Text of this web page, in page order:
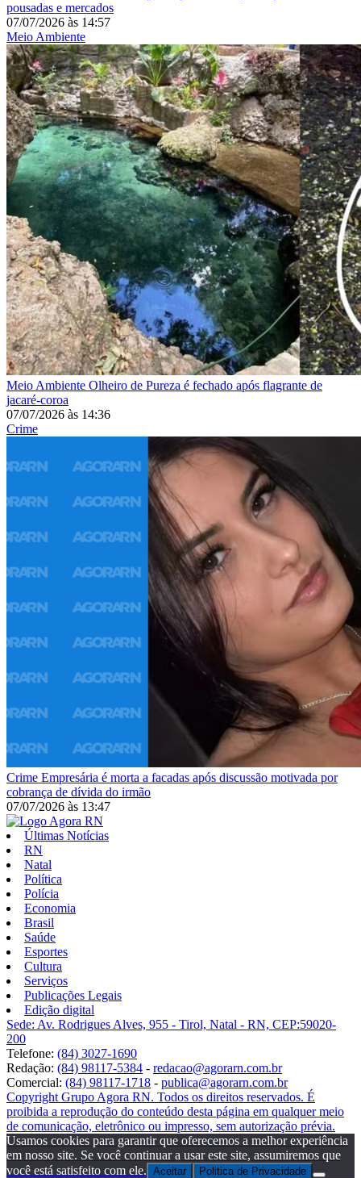
pousadas e mercados
07/07/2026 às 14:57
Meio Ambiente
Meio Ambiente Olheiro de Pureza é fechado após flagrante de
jacaré-coroa
07/07/2026 às 14:36
Crime
Crime Empresária é morta a facadas após discussão motivada por
cobrança de dívida do irmão
07/07/2026 às 13:47
Últimas Notícias
RN
Natal
Política
Polícia
Economia
Brasil
Saúde
Esportes
Cultura
Serviços
Publicações Legais
Edição digital
Sede: Av. Rodrigues Alves, 955 - Tirol, Natal - RN, CEP:59020-
200
Telefone: (84) 3027-1690
Redação: (84) 98117-5384 - redacao@agorarn.com.br
Comercial: (84) 98117-1718 - publica@agorarn.com.br
Copyright Grupo Agora RN. Todos os direitos reservados. É
proibida a reprodução do conteúdo desta página em qualquer meio
de comunicação, eletrônico ou impresso, sem autorização prévia.
Usamos cookies para garantir que oferecemos a melhor experiência
em nosso site. Se você continuar a usar este site, assumiremos que
você está satisfeito com ele. Aceitar Politica de Privacidade